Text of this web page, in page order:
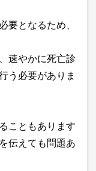
要となるため、
速やかに死亡診
う必要がありま
こともあります
伝えても問題あ